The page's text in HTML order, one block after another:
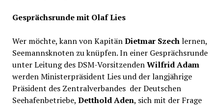
Gesprächsrunde mit Olaf Lies
Wer möchte, kann von KapitänDietmar Szechlernen,
Seemannsknoten zu knüpfen. In einer Gesprächsrunde
unter Leitung des DSM-VorsitzendenWilfrid Adam
werden Ministerpräsident Lies und der langjährige
Präsident des Zentralverbandes der Deutschen
Seehafenbetriebe, Detthold Aden, sich mit der Frage